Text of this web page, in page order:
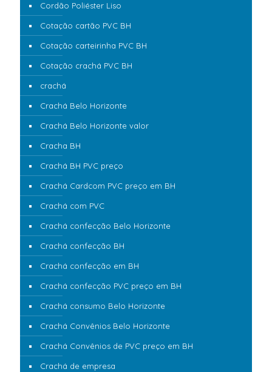
Cordão Poliéster Liso
Cotação cartão PVC BH
Cotação carteirinha PVC BH
Cotação crachá PVC BH
crachá
Crachá Belo Horizonte
Crachá Belo Horizonte valor
Cracha BH
Crachá BH PVC preço
Crachá Cardcom PVC preço em BH
Crachá com PVC
Crachá confecção Belo Horizonte
Crachá confecção BH
Crachá confecção em BH
Crachá confecção PVC preço em BH
Crachá consumo Belo Horizonte
Crachá Convênios Belo Horizonte
Crachá Convênios de PVC preço em BH
Crachá de empresa